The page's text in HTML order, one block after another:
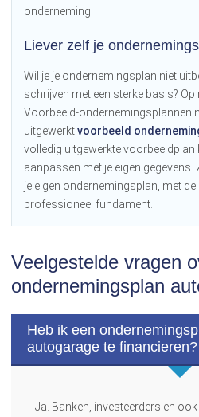
onderneming!
Liever zelf je
Wil je je ondernemingsplan niet
schrijven met een sterke basis?
Voorbeeld-
uitgewerktvoorbeeld
volledig uitgewerkte voorbeeldplan
aanpassen met je eigen
je eigen ondernemingsplan, met de
professioneel fundament.
Veelgestelde vragen
ondernemingsplan
Heb ik een
autogarage te financieren?
Ja. Banken, investeerders en